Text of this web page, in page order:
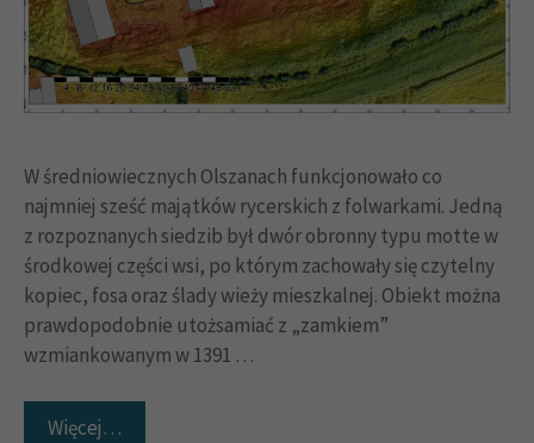
W średniowiecznych Olszanach funkcjonowało co
najmniej sześć majątków rycerskich z folwarkami. Jedną
z rozpoznanych siedzib był dwór obronny typu motte w
środkowej części wsi, po którym zachowały się czytelny
kopiec, fosa oraz ślady wieży mieszkalnej. Obiekt można
prawdopodobnie utożsamiać z „zamkiem”
wzmiankowanym w 1391 …
Więcej…